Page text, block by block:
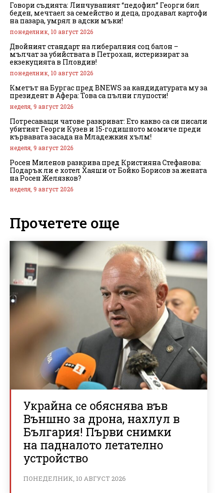
Говори съдията: Линчуваният “педофил” Георги бил
беден, мечтаел за семейство и деца, продавал картофи
на пазара, умрял в адски мъки!
понеделник, 10 август 2026
Двойният стандарт на либералния соц балон –
мълчат за убийствата в Петрохан, истеризират за
екзекуцията в Пловдив!
понеделник, 10 август 2026
Кметът на Бургас пред BNEWS за кандидатурата му за
президент в Афера: Това са пълни глупости!
неделя, 9 август 2026
Потресаващи чатове разкриват: Ето какво са си писали
убитият Георги Кузев и 15-годишното момиче преди
кървавата засада на Младежкия хълм!
неделя, 9 август 2026
Росен Миленов разкрива пред Кристияна Стефанова:
Подарък ли е хотел Хаяши от Бойко Борисов за жената
на Росен Желязков?
неделя, 9 август 2026
Прочетете още
Украйна се обяснява във
Външно за дрона, нахлул в
България! Първи снимки
на падналото летателно
устройство
ПОНЕДЕЛНИК, 10 АВГУСТ 2026